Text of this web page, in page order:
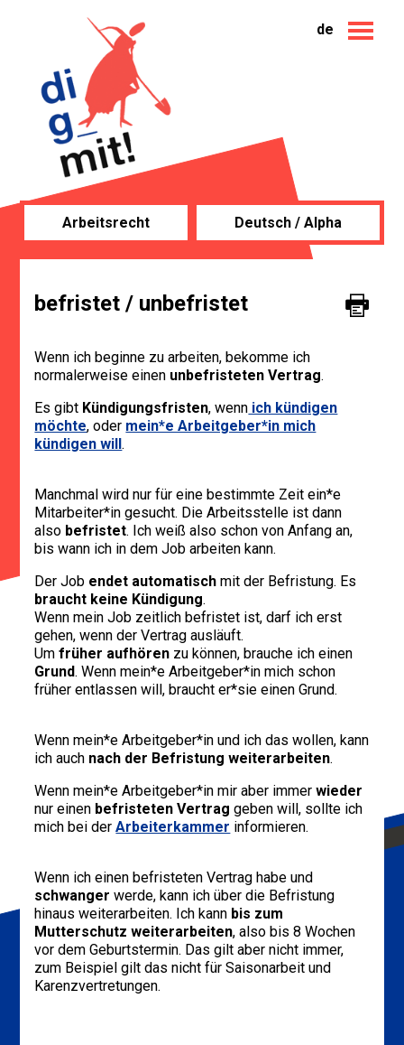
de
Arbeitsrecht Deutsch / Alpha
befristet / unbefristet
Wenn ich beginne zu arbeiten, bekomme ich
normalerweise einen unbefristeten Vertrag.
Es gibt Kündigungsfristen, wenn ich kündigen
möchte, oder mein*e Arbeitgeber*in mich
kündigen will.
Manchmal wird nur für eine bestimmte Zeit ein*e
Mitarbeiter*in gesucht. Die Arbeitsstelle ist dann
also befristet. Ich weiß also schon von Anfang an,
bis wann ich in dem Job arbeiten kann.
Der Job endet automatisch mit der Befristung. Es
braucht keine Kündigung.
Wenn mein Job zeitlich befristet ist, darf ich erst
gehen, wenn der Vertrag ausläuft.
Umfrüher aufhören zu können, brauche ich einen
Grund. Wenn mein*e Arbeitgeber*in mich schon
früher entlassen will, braucht er*sie einen Grund.
Wenn mein*e Arbeitgeber*in und ich das wollen, kann
ich auch nach der Befristung weiterarbeiten.
Wenn mein*e Arbeitgeber*in mir aber immerwieder
nur einen befristeten Vertrag geben will, sollte ich
mich bei derArbeiterkammer informieren.
Wenn ich einen befristeten Vertrag habe und
schwanger werde, kann ich über die Befristung
hinaus weiterarbeiten. Ich kann bis zum
Mutterschutz weiterarbeiten, also bis 8 Wochen
vor dem Geburtstermin. Das gilt aber nicht immer,
zum Beispiel gilt das nicht für Saisonarbeit und
Karenzvertretungen.